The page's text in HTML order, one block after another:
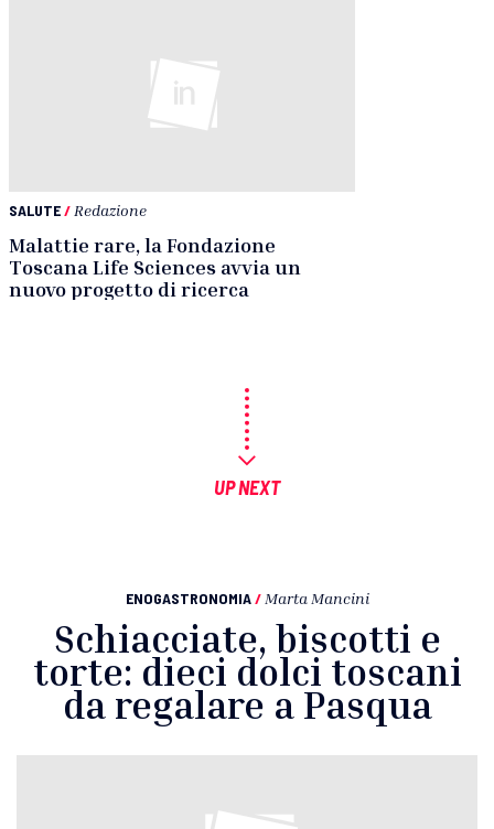
SALUTE/ Redazione
Malattie rare, la Fondazione
Toscana Life Sciences avvia un
nuovo progetto di ricerca
UP NEXT
ENOGASTRONOMIA / Marta Mancini
Schiacciate, biscotti e
torte: dieci dolci toscani
da regalare a Pasqua